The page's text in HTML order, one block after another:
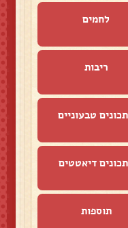
לחמים
ריבות
טבעוניים
דיאטטים
תוספות